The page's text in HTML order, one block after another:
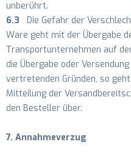
unberührt.
6.3 Die Gefahr der
Ware geht mit der Übergabe
Transportunternehmen auf
die Übergabe oder
vertretenden Gründen, so
Mitteilung der
den Besteller über.
7. Annahmeverzug